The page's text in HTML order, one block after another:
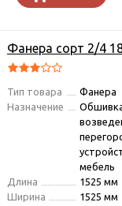
Фанера сорт 2/4
Тип товара
Фанера
Назначение
мебель
Длина
1525 мм
Ширина
1525 мм